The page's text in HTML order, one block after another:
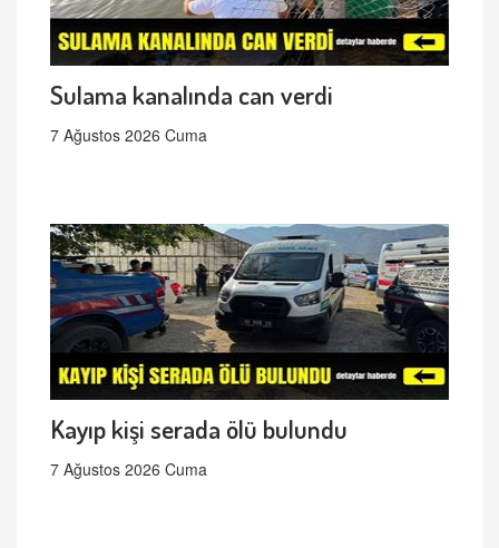
Sulama kanalında can verdi
7 Ağustos 2026 Cuma
Kayıp kişi serada ölü bulundu
7 Ağustos 2026 Cuma